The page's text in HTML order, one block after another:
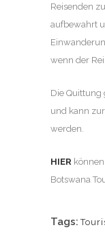
Reisenden
aufbewahrt
wenn der
Die Quittung
und kann
werden.
HIER
Botswana
Tags: